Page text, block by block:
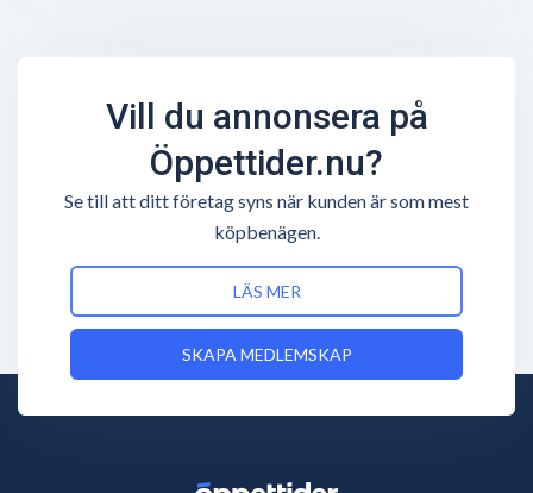
Vill du annonsera på
Öppettider.nu?
Se till att ditt företag syns när kunden är som mest
köpbenägen.
LÄS MER
SKAPA MEDLEMSKAP